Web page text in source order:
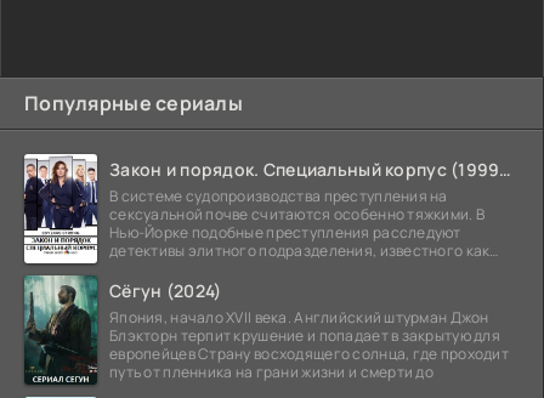
Популярные сериалы
Закон и порядок. Специальный корпус (1999-2026)
В системе судопроизводства преступления на
сексуальной почве считаются особенно тяжкими. В
Нью-Йорке подобные преступления расследуют
детективы элитного подразделения, известного как
Сёгун (2024)
Япония, начало XVII века. Английский штурман Джон
Блэкторн терпит крушение и попадает в закрытую для
европейцев Страну восходящего солнца, где проходит
путь от пленника на грани жизни и смерти до